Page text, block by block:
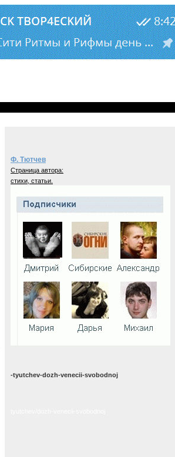
Ф. Тютчев
Страница автора:
стихи, статьи.
-tyutchev-dozh-venecii-svobodnoj